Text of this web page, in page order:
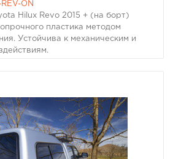
REV-ON
Hilux Revo 2015 + (на борт)
пластика методом
Устойчива к механическим и